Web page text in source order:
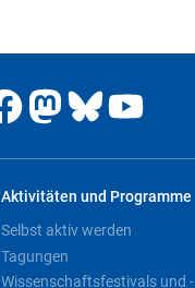
Aktivitäten und Programme
Selbst aktiv werden
Tagungen
Wissenschaftsfestivals und -